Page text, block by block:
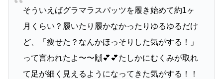
そういえばグラマラスパッツを履き始めて約1ヶ
月くらい？履いたり履かなかったりゆるゆるだけ
ど、「痩せた？なんかほっそりした気がする！」
って言われたよ〜〜🙌💕💕たしかにむくみが取れ
て足が細く見えるようになってきた気がする！！